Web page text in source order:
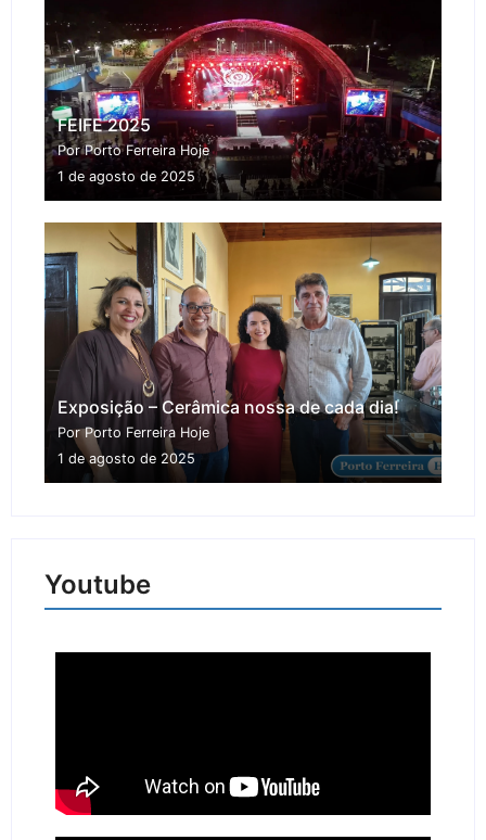
FEIFE 2025
Por Porto Ferreira Hoje
1 de agosto de 2025
Exposição – Cerâmica nossa de cada dia!
Por Porto Ferreira Hoje
1 de agosto de 2025
Youtube